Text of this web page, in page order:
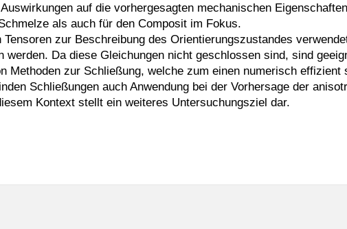
auf die vorhergesagten mechanischen
als auch für den Composit im Fokus.
zur Beschreibung des Orientierungszustandes
werden. Da diese Gleichungen nicht geschlossen sind, sind
Methoden zur Schließung, welche zum einen numerisch
Schließungen auch Anwendung bei der Vorhersage der
Kontext stellt ein weiteres Untersuchungsziel dar.